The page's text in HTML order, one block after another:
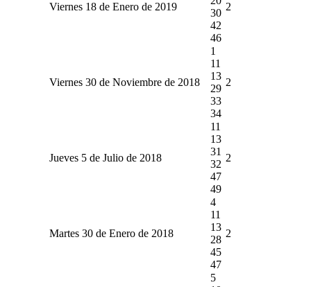
Viernes 18 de Enero de 2019
30
42
46
2
Viernes 30 de Noviembre de 2018
1
11
13
29
33
34
2
Jueves 5 de Julio de 2018
11
13
31
32
47
49
2
Martes 30 de Enero de 2018
4
11
13
28
45
47
2
5